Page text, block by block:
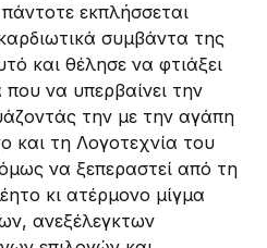
εκπλήσσεται
συμβάντα της
και θέλησε να φτιάξει
που να υπερβαίνει την
την με την αγάπη
και τη Λογοτεχνία του
να ξεπεραστεί από τη
κι ατέρμονο μίγμα
ανεξέλεγκτων